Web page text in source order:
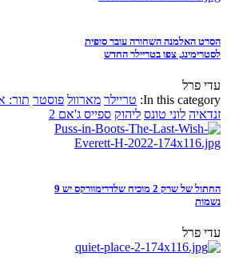
הסרט האלמנה השחורה עובר סופית
לסטרימינג, צפו בטריילר החדש
עדי פרל
In this category: טריילר מארוול פוסטר תור:
זנדאיה לוני טונס ליהוק ספייס ג'אם 2
החתול של שרק 2 מוכיח שלדרימוורקס יש 9
נשמות
עדי פרל